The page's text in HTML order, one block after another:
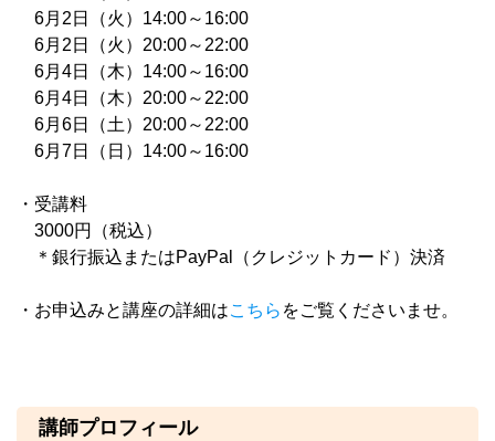
6月2日（火）14:00～16:00
6月2日（火）20:00～22:00
6月4日（木）14:00～16:00
6月4日（木）20:00～22:00
6月6日（土）20:00～22:00
6月7日（日）14:00～16:00
・受講料
3000円（税込）
＊銀行振込またはPayPal（クレジットカード）決済
・お申込みと講座の詳細はこちら をご覧くださいませ。
講師プロフィール